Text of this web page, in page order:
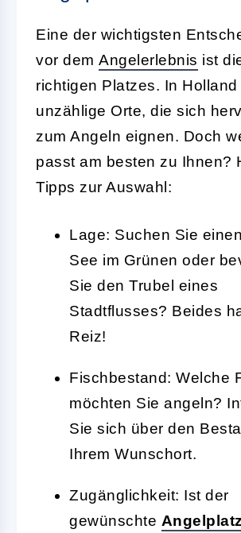
Eine der wichtigsten
vor dem Angelerlebnis ist
richtigen Platzes. In Holland
unzählige Orte, die sich
zum Angeln eignen. Doch
passt am besten zu Ihnen?
Tipps zur Auswahl:
Lage: Suchen Sie
See im Grünen oder
Sie den Trubel eines
Stadtflusses? Beides
Reiz!
Fischbestand: Welche
möchten Sie angeln?
Sie sich über den
Ihrem Wunschort.
Zugänglichkeit: Ist der
gewünschte Angelplatz